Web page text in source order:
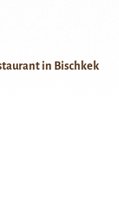
in Bischkek